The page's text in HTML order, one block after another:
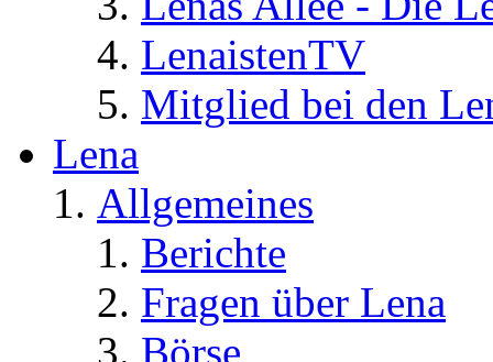
LenaistenTV
Mitglied bei den
Lena
Allgemeines
Berichte
Fragen über Lena
Börse